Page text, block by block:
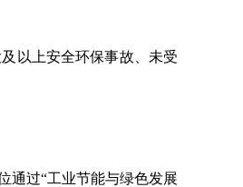
以上安全环保事故、未受
通过“工业节能与绿色发展